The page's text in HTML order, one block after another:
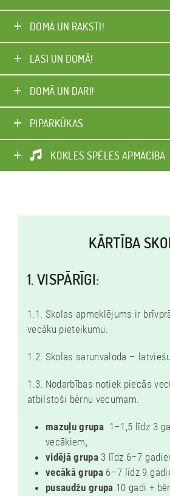
C
U
N
P
I
E
I
E
N
J
E
!
A
I
D
M
G
A
N
M
A
DOMĀ UN RAKSTI!
LASI UN DOMĀ!
DOMĀ UN DARI!
PIPARKŪKAS
KOKLES SPĒLES APMĀCĪBA
KĀRTĪBA
1. VISPĀRĪGI:
1.1. Skolas apmeklējums ir
vecāku pieteikumu.
1.2. Skolas sarunvaloda –
1.3. Nodarbības notiek piecās
atbilstoši bērnu vecumam.
mazuļu grupa 1–1,5 līdz 3
vecākiem,
vidējā grupa 3 līdz 6–7
vecākā grupa 6–7 līdz 9
pusaudžu grupa 10 gadi +